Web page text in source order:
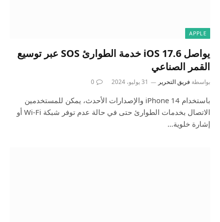
APPLE
يواصل iOS 17.6 خدمة الطوارئ SOS عبر توسيع
القمر الصناعي
بواسطة فريق التحرير 31 يوليو، 2024 0
باستخدام iPhone 14 والإصدارات الأحدث، يمكن للمستخدمين
الاتصال بخدمات الطوارئ حتى في حالة عدم توفر شبكة Wi-Fi أو
إشارة خلوية…